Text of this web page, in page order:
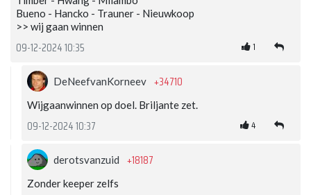
Bueno - Hancko - Trauner - Nieuwkoop
>> wij gaan winnen
09-12-2024 10:35 1
DeNeefvanKorneev +34710
Wijgaanwinnen op doel. Briljante zet.
09-12-2024 10:37 4
derotsvanzuid +18187
Zonder keeper zelfs